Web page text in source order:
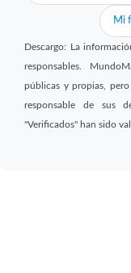
Mi
Descargo: La
responsables.
públicas y propias,
responsable de sus
"Verificados" han sido